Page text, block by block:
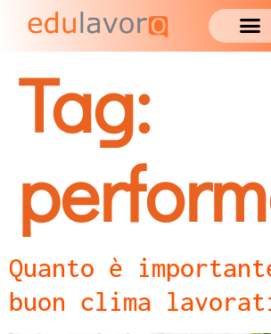
Tag:
Quanto è
buon clima